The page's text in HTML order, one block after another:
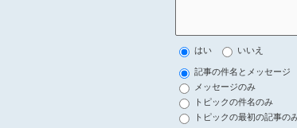
はい いいえ
記事の件名とメッセージ
メッセージのみ
トピックの件名のみ
トピックの最初の記事の